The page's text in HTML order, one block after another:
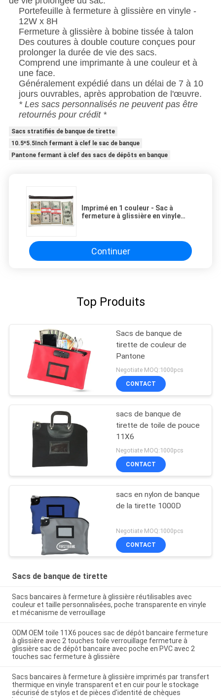
Portefeuille à fermeture à glissière en vinyle -
12W x 8H
Fermeture à glissière à bobine tissée à talon
Des coutures à double couture conçues pour
prolonger la durée de vie des sacs.
Comprend une imprimante à une couleur et à
une face.
Généralement expédié dans un délai de 7 à 10
jours ouvrables, après approbation de l'œuvre.
* Les sacs personnalisés ne peuvent pas être
retournés pour crédit *
Sacs stratifiés de banque de tirette
10.5*5.5Inch fermant à clef le sac de banque
Pantone fermant à clef des sacs de dépôts en banque
Imprimé en 1 couleur - Sac à
fermeture à glissière en vinyle
Continuer
Top Produits
Sacs de banque de
tirette de couleur de
Pantone
Negotiate MOQ:1000pcs
CONTACT
sacs de banque de
tirette de toile de pouce
11X6
Negotiate MOQ:1000pcs
CONTACT
sacs en nylon de banque
de la tirette 1000D
Negotiate MOQ:1000pcs
CONTACT
Sacs de banque de tirette
Sacs bancaires à fermeture à glissière réutilisables avec
couleur et taille personnalisées, poche transparente en vinyle
et mécanisme de verrouillage
ODM OEM toile 11X6 pouces sac de dépôt bancaire fermeture
à glissière avec 2 touches toile verrouillage fermeture à
glissière sac de dépôt bancaire avec poche en PVC avec 2
touches sac fermeture à glissière
Sacs bancaires à fermeture à glissière imprimés par transfert
thermique en vinyle transparent et en cuir pour le stockage
sécurisé de stylos et de pièces d'identité de chèques